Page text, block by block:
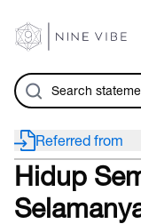
Hidup
Referred from